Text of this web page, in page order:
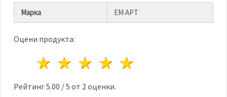
Марка ЕМ АРТ
Оцени продукта:
4 звезди
3 звезди
2 звезди
1 звезда
Рейтинг5.00 /5 от 2 оценки.